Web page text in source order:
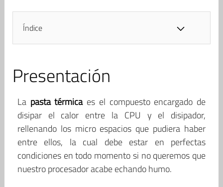
Índice
Presentación
La pasta térmicaes el compuesto encargado de
disipar el calor entre la CPU y el disipador,
rellenando los micro espacios que pudiera haber
entre ellos, la cual debe estar en perfectas
condiciones en todo momento si no queremos que
nuestro procesador acabe echando humo.